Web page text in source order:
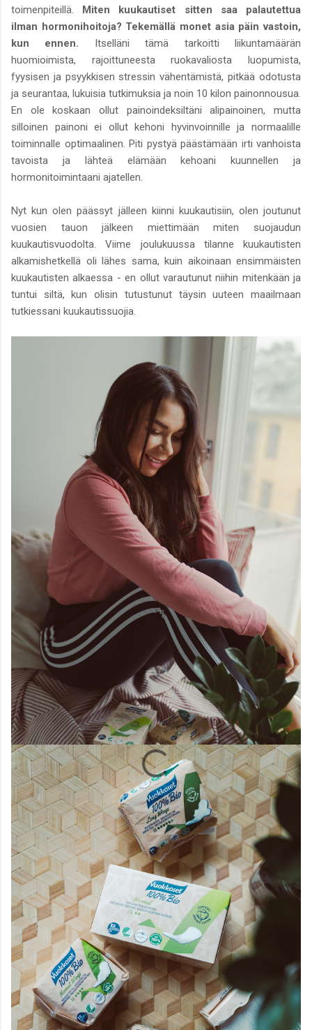
toimenpiteillä. Miten kuukautiset sitten saa palautettua
ilman hormonihoitoja? Tekemällä monet asia päin vastoin,
kun ennen. Itselläni tämä tarkoitti liikuntamäärän
huomioimista, rajoittuneesta ruokavaliosta luopumista,
fyysisen ja psyykkisen stressin vähentämistä, pitkää odotusta
ja seurantaa, lukuisia tutkimuksia ja noin 10 kilon painonnousua.
En ole koskaan ollut painoindeksiltäni alipainoinen, mutta
silloinen painoni ei ollut kehoni hyvinvoinnille ja normaalille
toiminnalle optimaalinen. Piti pystyä päästämään irti vanhoista
tavoista ja lähteä elämään kehoani kuunnellen ja
hormonitoimintaani ajatellen.
Nyt kun olen päässyt jälleen kiinni kuukautisiin, olen joutunut
vuosien tauon jälkeen miettimään miten suojaudun
kuukautisvuodolta. Viime joulukuussa tilanne kuukautisten
alkamishetkellä oli lähes sama, kuin aikoinaan ensimmäisten
kuukautisten alkaessa - en ollut varautunut niihin mitenkään ja
tuntui siltä, kun olisin tutustunut täysin uuteen maailmaan
tutkiessani kuukautissuojia.